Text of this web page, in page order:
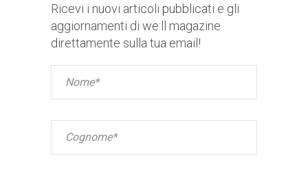
Ricevi i nuovi articoli pubblicati e gli
aggiornamenti di we:ll magazine
direttamente sulla tua email!